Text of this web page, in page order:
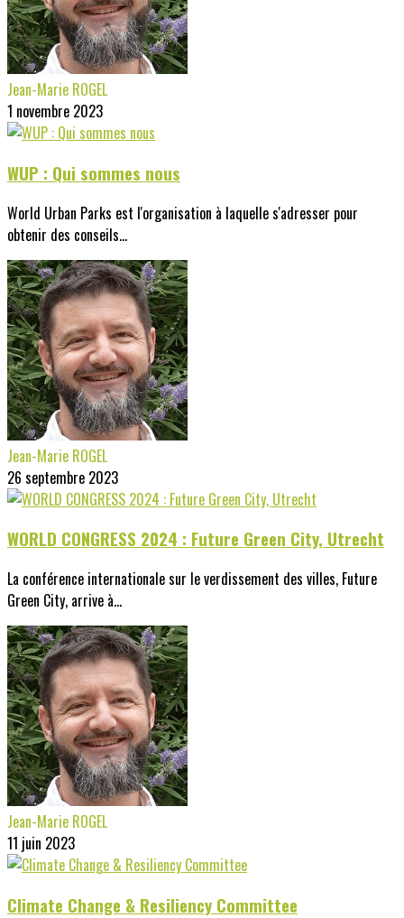
Jean-Marie ROGEL
1 novembre 2023
WUP : Qui sommes nous
World Urban Parks est l'organisation à laquelle s'adresser pour
obtenir des conseils...
Jean-Marie ROGEL
26 septembre 2023
WORLD CONGRESS 2024 : Future Green City, Utrecht
La conférence internationale sur le verdissement des villes, Future
Green City, arrive à...
Jean-Marie ROGEL
11 juin 2023
Climate Change & Resiliency Committee